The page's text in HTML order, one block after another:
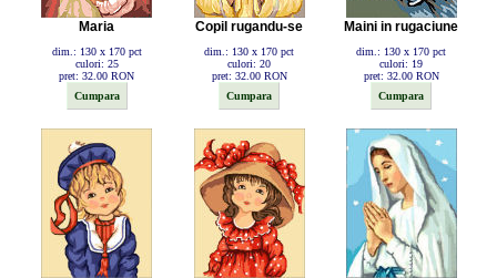
Maria
dim.: 130 x 170 pct
culori: 25
pret: 32.00 RON
Copil rugandu-se
dim.: 130 x 170 pct
culori: 20
pret: 32.00 RON
Maini in rugaciune
dim.: 130 x 170 pct
culori: 19
pret: 32.00 RON